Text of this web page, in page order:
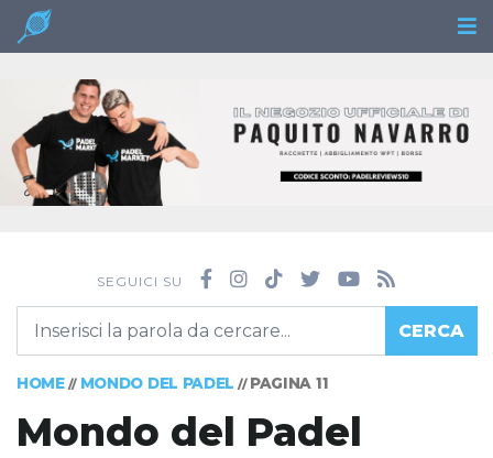
SEGUICI SU
CERCA
HOME// MONDO DEL PADEL // PAGINA 11
Mondo del Padel